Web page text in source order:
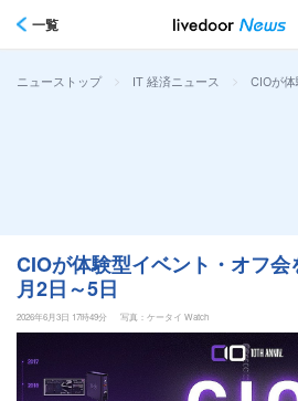
一覧
ニューストップ > IT 経済ニュース > CIOが
CIOが体験型イベント・オフ
月2日～5日
2026年6月3日 17時49分 写真：ケータイ Watch